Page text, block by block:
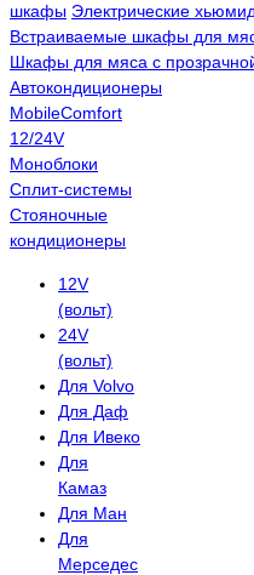
шкафы Электрические
Встраиваемые шкафы для
Шкафы для мяса с
Автокондиционеры
MobileComfort
12/24V
Моноблоки
Сплит-системы
Стояночные
кондиционеры
12V
(вольт)
24V
(вольт)
Для Volvo
Для Даф
Для Ивеко
Для
Камаз
Для Ман
Для
Мерседес